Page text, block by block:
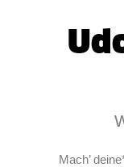
Mach’